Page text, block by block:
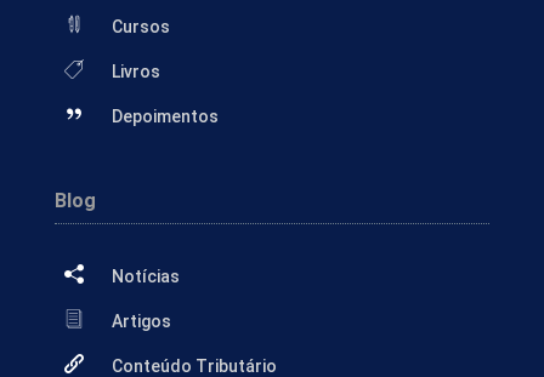
Cursos
Livros
Depoimentos
Blog
Notícias
Artigos
Conteúdo Tributário